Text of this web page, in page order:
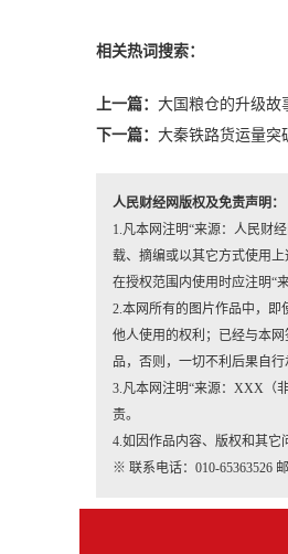
相关热词搜索：
上一篇： 大国粮仓的升级故
下一篇： 大秦铁路货运量突
人民财经网版权及免责声明：
1.凡本网注明“来源：人民财
载、摘编或以其它方式使用
在授权范围内使用时应注明“
2.本网所有的图片作品中，即
他人使用的权利；已经与本
品，否则，一切不利后果自行
3.凡本网注明“来源：XXX（
责。
4.如因作品内容、版权和其它
※ 联系电话：010-65363526